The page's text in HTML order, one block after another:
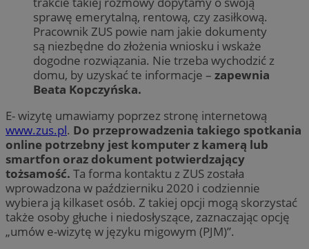
sprawę emerytalną, rentową, czy zasiłkową.
Pracownik ZUS powie nam jakie dokumenty
są niezbędne do złożenia wniosku i wskaże
dogodne rozwiązania. Nie trzeba wychodzić z
domu, by uzyskać te informacje – zapewnia
Beata Kopczyńska.
E- wizytę umawiamy poprzez stronę internetową
www.zus.pl. Do przeprowadzenia takiego spotkania
online potrzebny jest komputer z kamerą lub
smartfon oraz dokument potwierdzający
tożsamość. Ta forma kontaktu z ZUS została
wprowadzona w październiku 2020 i codziennie
wybiera ją kilkaset osób. Z takiej opcji mogą skorzystać
także osoby głuche i niedosłyszące, zaznaczając opcję
„umów e-wizytę w języku migowym (PJM)”.